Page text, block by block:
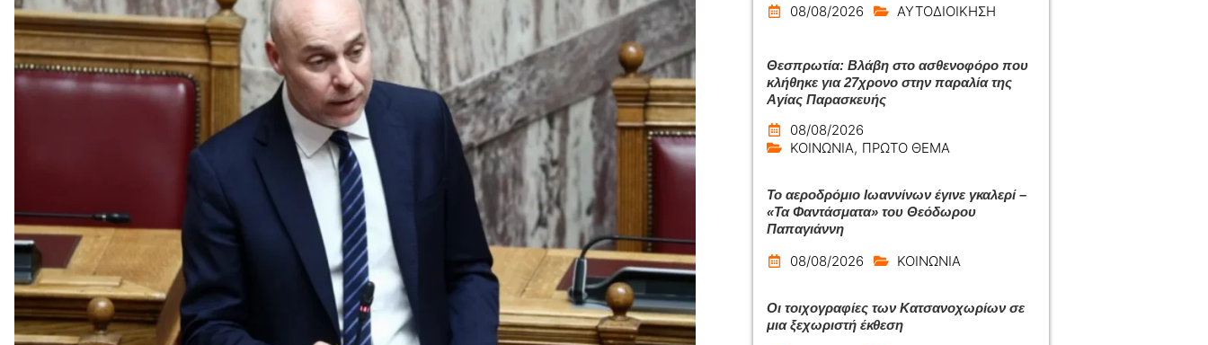
08/08/2026 ΑΥΤΟΔΙΟΙΚΗΣΗ
Θεσπρωτία: Βλάβη στο ασθενοφόρο που
κλήθηκε για 27χρονο στην παραλία της
Αγίας Παρασκευής
08/08/2026
ΚΟΙΝΩΝΙΑ, ΠΡΩΤΟ ΘΕΜΑ
Το αεροδρόμιο Ιωαννίνων έγινε γκαλερί –
«Τα Φαντάσματα» του Θεόδωρου
Παπαγιάννη
08/08/2026 ΚΟΙΝΩΝΙΑ
Οι τοιχογραφίες των Κατσανοχωρίων σε
μια ξεχωριστή έκθεση